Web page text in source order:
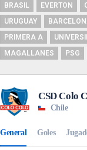
BRASIL
EVERTON
URUGUAY
PRIMERA A
MAGALLANES
PSG